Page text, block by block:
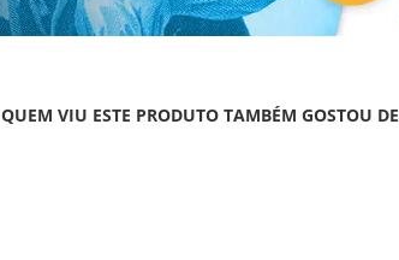
QUEM VIU ESTE PRODUTO TAMBÉM GOSTOU DE